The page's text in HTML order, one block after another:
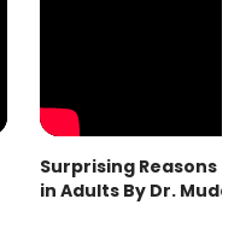
Surprising Reasons
in Adults By Dr.